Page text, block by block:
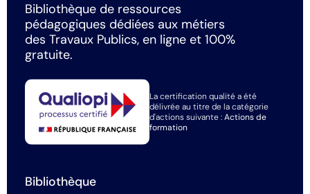
Bibliothèque de ressources
pédagogiques dédiées aux métiers
des Travaux Publics, en ligne et 100%
gratuite.
La certification qualité a été
délivrée au titre de la catégorie
d'actions suivante :Actions de
formation
Bibliothèque